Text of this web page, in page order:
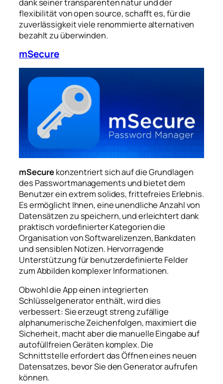
dank seiner transparenten natur und der
flexibilität von open source, schafft es, für die
zuverlässigkeit viele renommierte alternativen
bezahlt zu überwinden.
mSecure
mSecurekonzentriert sich auf die Grundlagen
des Passwortmanagements und bietet dem
Benutzer ein extrem solides, frittefreies Erlebnis.
Es ermöglicht Ihnen, eine unendliche Anzahl von
Datensätzen zu speichern, und erleichtert dank
praktisch vordefinierter Kategorien die
Organisation von Softwarelizenzen, Bankdaten
und sensiblen Notizen. Hervorragende
Unterstützung für benutzerdefinierte Felder
zum Abbilden komplexer Informationen.
Obwohl die App einen integrierten
Schlüsselgenerator enthält, wird dies
verbessert: Sie erzeugt streng zufällige
alphanumerische Zeichenfolgen, maximiert die
Sicherheit, macht aber die manuelle Eingabe auf
autofüllfreien Geräten komplex. Die
Schnittstelle erfordert das Öffnen eines neuen
Datensatzes, bevor Sie den Generator aufrufen
können.